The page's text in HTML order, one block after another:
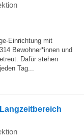
Einrichtung mit
Bewohner*innen und
Dafür stehen
jeden Tag...